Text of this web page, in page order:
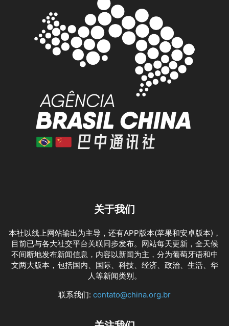
关于我们
本社以线上网站输出为主导，还有APP版本(苹果和安卓版本)，
目前已与各大社交平台关联同步发布。网站每天更新，全天候
不间断地发布新闻信息，内容以新闻为主，分为葡萄牙语和中
文两大版本，包括国内、国际、科技、经济、政治、生活、华
人等新闻类别。
联系我们: contato@china.org.br